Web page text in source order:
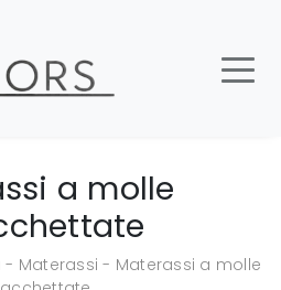
a molle
- Materassi - Materassi a molle